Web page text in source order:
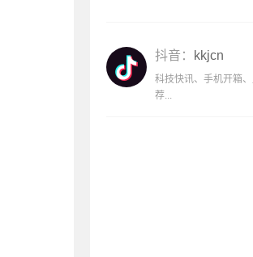
抖音： kkjcn
科技快讯、手机开箱
荐...